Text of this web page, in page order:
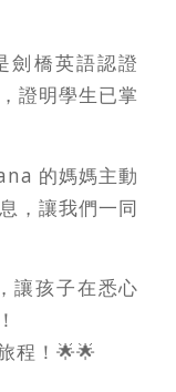
橋英語認證
證明學生已掌
的媽媽主動
，讓我們一同
讓孩子在悉心
程！🌟🌟